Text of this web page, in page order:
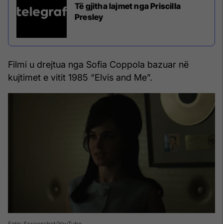
Të gjitha lajmet nga Priscilla
Presley
Filmi u drejtua nga Sofia Coppola bazuar në
kujtimet e vitit 1985 “Elvis and Me”.